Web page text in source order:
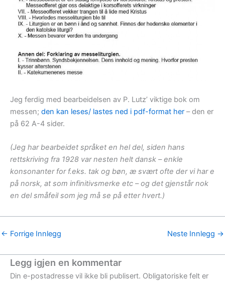
Jeg ferdig med bearbeidelsen av P. Lutz’ viktige bok om
messen; den kan leses/ lastes ned i pdf-format her – den er
på 62 A-4 sider.
(Jeg har bearbeidet språket en hel del, siden hans
rettskriving fra 1928 var nesten helt dansk – enkle
konsonanter for f.eks. tak og bøn, æ svært ofte der vi har e
på norsk, at som infinitivsmerke etc – og det gjenstår nok
en del småfeil som jeg må se på etter hvert.)
← Forrige Innlegg Neste Innlegg →
Legg igjen en kommentar
Din e-postadresse vil ikke bli publisert. Obligatoriske felt er